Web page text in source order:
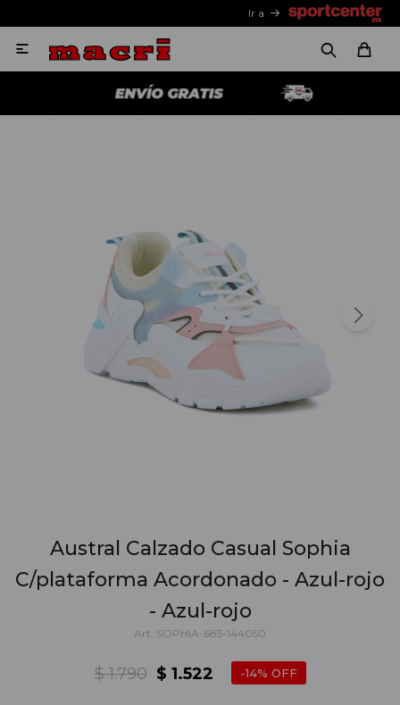
Ir a

Austral Calzado Casual Sophia
C/plataforma Acordonado - Azul-rojo
- Azul-rojo
SOPHIA-685-144050
$ 1.522
$ 1.790 14